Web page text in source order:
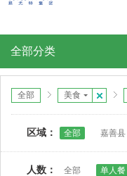
全部分类
全部 美食
区域： 全部 嘉善县
人数： 全部 单人餐